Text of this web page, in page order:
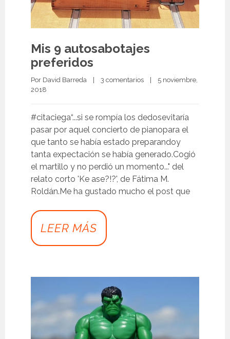
Mis 9 autosabotajes
preferidos
Por David Barreda 3 comentarios
5 noviembre,
2018
#citaciega“...si se rompía los dedosevitaría
pasar por aquel concierto de pianopara el
que tanto se había estado preparandoy
tanta expectación se había generado.Cogió
el martillo y no perdió un momento..." del
relato corto 'Ke ase?!?', de Fátima M.
Roldán.Me ha gustado mucho el post que
LEER MÁS